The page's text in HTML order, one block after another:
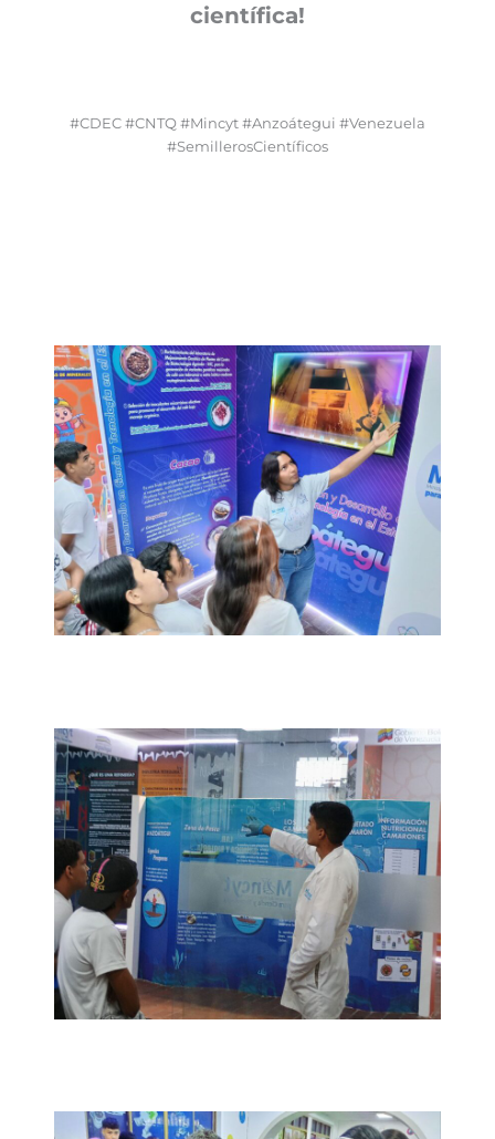
científica!
#CDEC #CNTQ #Mincyt #Anzoátegui #Venezuela
#SemillerosCientíficos